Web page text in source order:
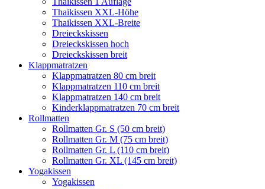
Thaikissen XXL-Höhe
Thaikissen XXL-Breite
Dreieckskissen
Dreieckskissen hoch
Dreieckskissen breit
Klappmatratzen
Klappmatratzen 80 cm breit
Klappmatratzen 110 cm breit
Klappmatratzen 140 cm breit
Kinderklappmatratzen 70 cm breit
Rollmatten
Rollmatten Gr. S (50 cm breit)
Rollmatten Gr. M (75 cm breit)
Rollmatten Gr. L (110 cm breit)
Rollmatten Gr. XL (145 cm breit)
Yogakissen
Yogakissen